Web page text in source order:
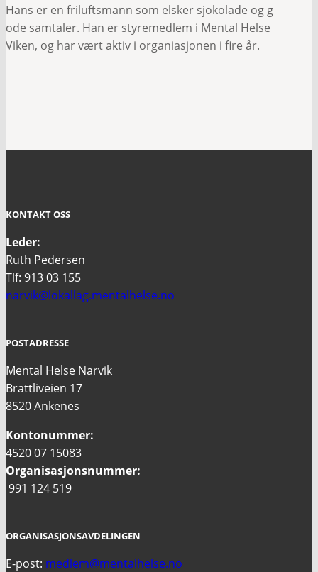
Hans er en friluftsmann som elsker sjokolade og g
ode samtaler. Han er styremedlem i Mental Helse
Viken, og har vært aktiv i organiasjonen i fire år.
KONTAKT OSS
Leder:
Ruth Pedersen
Tlf: 913 03 155
narvik@lokallag.mentalhelse.no
POSTADRESSE
Mental Helse Narvik
Brattliveien 17
8520 Ankenes
Kontonummer:
4520 07 15083
Organisasjonsnummer:
991 124 519
ORGANISASJONSAVDELINGEN
E-post: medlem@mentalhelse.no